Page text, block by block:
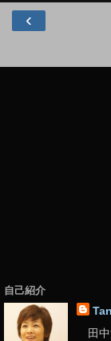
‹
自己紹介
田中